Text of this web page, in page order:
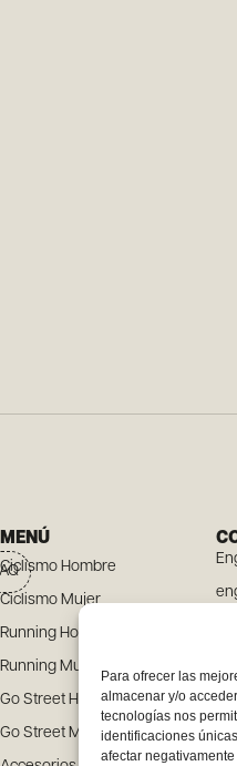
Para ofrecer las
almacenar y/o
tecnologías nos
identificaciones
afectar
MENÚ
Ciclismo Hombre
Ciclismo Mujer
Running Hombre
Running Mujer
Go Street Hombre
Go Street Mujer